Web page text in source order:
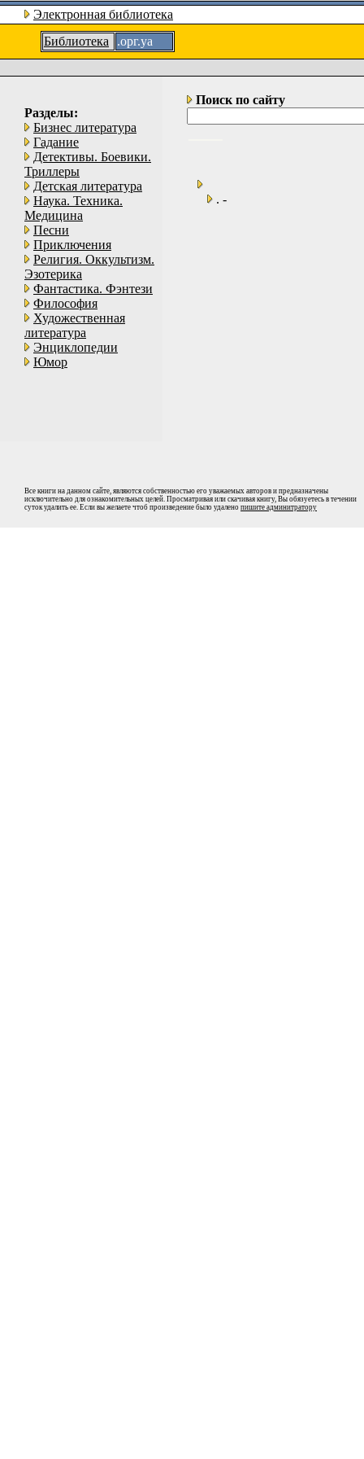
Электронная библиотека
Библиотека
.орг.уа
Разделы:
Бизнес литература
Гадание
Детективы. Боевики.
Триллеры
Детская литература
Наука. Техника.
Медицина
Песни
Приключения
Религия. Оккультизм.
Эзотерика
Фантастика. Фэнтези
Философия
Художественная
литература
Энциклопедии
Юмор
Поиск по сайту
. -
Все книги на данном сайте, являются собственностью его уважаемых авторов и предназначены
исключительно для ознакомительных целей. Просматривая или скачивая книгу, Вы обязуетесь в течении
суток удалить ее. Если вы желаете чтоб произведение было удалено пишите админитратору